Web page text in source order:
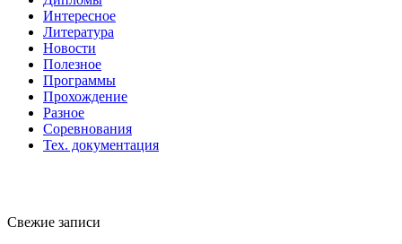
Интересное
Литература
Новости
Полезное
Программы
Прохождение
Разное
Соревнования
Тех. документация
Свежие записи